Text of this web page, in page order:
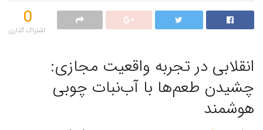
0
اشتراک گذاری‌
انقلابی در تجربه واقعیت مجازی:
چشیدن طعم‌ها با آب‌نبات چوبی
هوشمند